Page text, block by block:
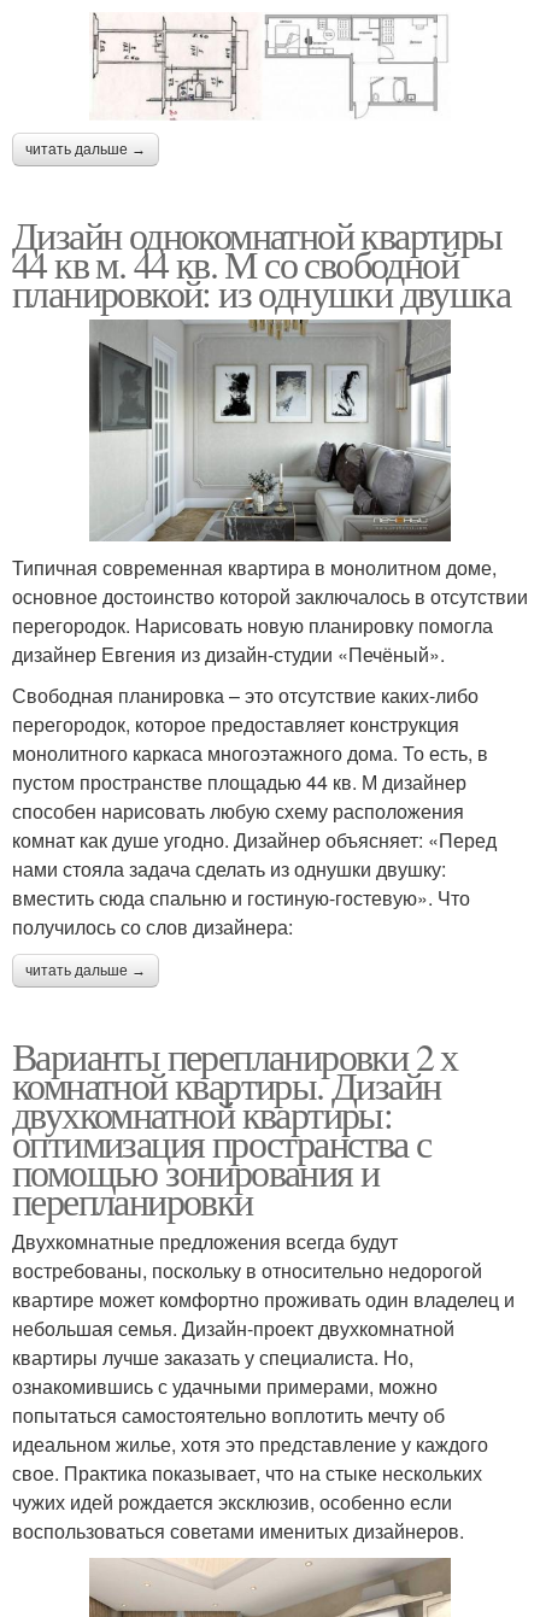
читать дальше →
Дизайн однокомнатной квартиры
44 кв м. 44 кв. М со свободной
планировкой: из однушки двушка
Типичная современная квартира в монолитном доме,
основное достоинство которой заключалось в отсутствии
перегородок. Нарисовать новую планировку помогла
дизайнер Евгения из дизайн-студии «Печёный».
Свободная планировка – это отсутствие каких-либо
перегородок, которое предоставляет конструкция
монолитного каркаса многоэтажного дома. То есть, в
пустом пространстве площадью 44 кв. М дизайнер
способен нарисовать любую схему расположения
комнат как душе угодно. Дизайнер объясняет: «Перед
нами стояла задача сделать из однушки двушку:
вместить сюда спальню и гостиную-гостевую». Что
получилось со слов дизайнера:
читать дальше →
Варианты перепланировки 2 х
комнатной квартиры. Дизайн
двухкомнатной квартиры:
оптимизация пространства с
помощью зонирования и
перепланировки
Двухкомнатные предложения всегда будут
востребованы, поскольку в относительно недорогой
квартире может комфортно проживать один владелец и
небольшая семья. Дизайн-проект двухкомнатной
квартиры лучше заказать у специалиста. Но,
ознакомившись с удачными примерами, можно
попытаться самостоятельно воплотить мечту об
идеальном жилье, хотя это представление у каждого
свое. Практика показывает, что на стыке нескольких
чужих идей рождается эксклюзив, особенно если
воспользоваться советами именитых дизайнеров.